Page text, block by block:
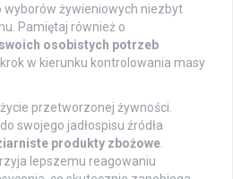
wyborów żywieniowych niezbyt
Pamiętaj również o
osobistych potrzeb
w kierunku kontrolowania masy
przetworzonej żywności.
swojego jadłospisu źródła
produkty zbożowe
lepszemu reagowaniu